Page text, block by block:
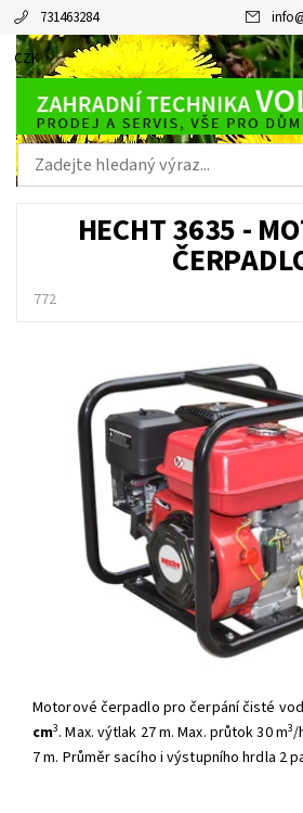
731463284 info
CZK
HECHT 3635 -
772
Motorové čerpadlo pro čerpání čisté
cm3. Max. výtlak 27 m. Max. průtok 30 m3/
7 m. Průměr sacího i výstupního hrdla 2